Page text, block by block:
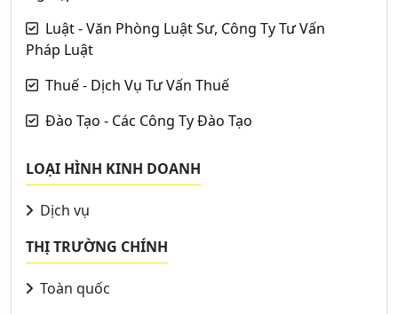
Luật - Văn Phòng Luật Sư, Công Ty Tư Vấn
Pháp Luật
Thuế - Dịch Vụ Tư Vấn Thuế
Đào Tạo - Các Công Ty Đào Tạo
LOẠI HÌNH KINH DOANH
Dịch vụ
THỊ TRƯỜNG CHÍNH
Toàn quốc